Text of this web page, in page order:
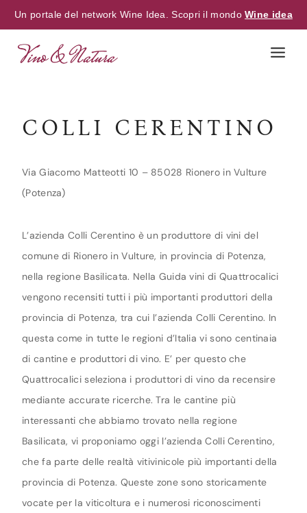
Un portale del network Wine Idea. Scopri il mondoWine idea
COLLI CERENTINO
Via Giacomo Matteotti 10 – 85028 Rionero in Vulture
(Potenza)
L’azienda Colli Cerentino è un produttore di vini del
comune di Rionero in Vulture, in provincia di Potenza,
nella regione Basilicata. Nella Guida vini di Quattrocalici
vengono recensiti tutti i più importanti produttori della
provincia di Potenza, tra cui l’azienda Colli Cerentino. In
questa come in tutte le regioni d’Italia vi sono centinaia
di cantine e produttori di vino. E’ per questo che
Quattrocalici seleziona i produttori di vino da recensire
mediante accurate ricerche. Tra le cantine più
interessanti che abbiamo trovato nella regione
Basilicata, vi proponiamo oggi l’azienda Colli Cerentino,
che fa parte delle realtà vitivinicole più importanti della
provincia di Potenza. Queste zone sono storicamente
vocate per la viticoltura e i numerosi riconoscimenti